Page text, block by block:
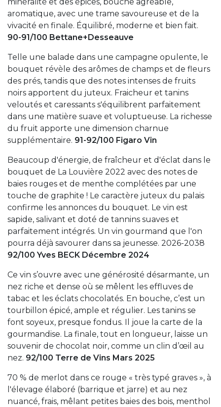
aromatique, avec une trame savoureuse et de la
vivacité en finale. Équilibré, moderne et bien fait.
90-91/100 Bettane+Desseauve
Telle une balade dans une campagne opulente, le
bouquet révèle des arômes de champs et de fleurs
des prés, tandis que des notes intenses de fruits
noirs apportent du juteux. Fraicheur et tanins
veloutés et caressants s'équilibrent parfaitement
dans une matière suave et voluptueuse. La richesse
du fruit apporte une dimension charnue
supplémentaire. 91-92/100 Figaro Vin
Beaucoup d'énergie, de fraîcheur et d'éclat dans le
bouquet de La Louvière 2022 avec des notes de
baies rouges et de menthe complétées par une
touche de graphite ! Le caractère juteux du palais
confirme les annonces du bouquet. Le vin est
sapide, salivant et doté de tannins suaves et
parfaitement intégrés. Un vin gourmand que l'on
pourra déjà savourer dans sa jeunesse. 2026-2038
92/100 Yves BECK Décembre 2024
Ce vin s’ouvre avec une générosité désarmante, un
nez riche et dense où se mêlent les effluves de
tabac et les éclats chocolatés. En bouche, c’est un
tourbillon épicé, ample et régulier. Les tanins se
font soyeux, presque fondus. Il joue la carte de la
gourmandise. La finale, tout en longueur, laisse un
souvenir de chocolat noir, comme un clin d’œil au
nez. 92/100 Terre de Vins Mars 2025
70 % de merlot dans ce rouge « très typé graves », à
l'élevage élaboré (barrique et jarre) et au nez
nuancé, frais, mêlant petites baies des bois, menthol